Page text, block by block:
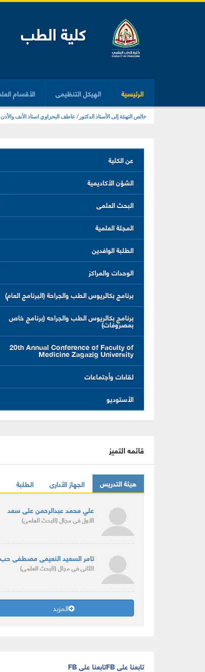
كلية الطب
الرئيسية الهيكل التنظيمى الأقسام
خالص التهنئة إلى الأستاذ الدكتور/ عاطف البحراوي استاذ الأنف
زيارة معمل المهارات الإكلينيكية بكلية الطب
عن الكلية
الشؤن الأكاديمية
البحث العلمى
المجلة العلمية
الطلبة الوافدين
الوحدات والمراكز
برنامج بكالريوس الطب والجراحة (البرنامج العام)
برنامج بكالريوس الطب والجراحه (برنامج خاص
بمصروفات)
20th Annual Conference of Faculty of
Medicine Zagazig University
لقاءات وأجتماعات
الأستوديو
قائمه التميز
هيئة التدريس الجهاز الأدارى الطلبة
علي محمد عبدالرحمن على سعد
الأولفى مجال(البحث العلمى)
تامر السعيد النعيمى مصطفى حب
الثانىفى مجال(البحث العلمى)
المزيد
تابعنا على FB تابعنا على FB